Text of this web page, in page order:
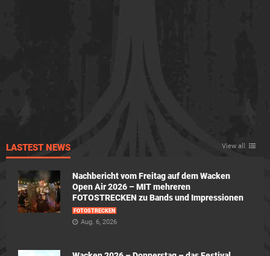
LASTEST NEWS View all
Nachbericht vom Freitag auf dem Wacken
Open Air 2026 – MIT mehreren
FOTOSTRECKEN zu Bands und Impressionen
FOTOSTRECKEN
Aug. 6, 2026